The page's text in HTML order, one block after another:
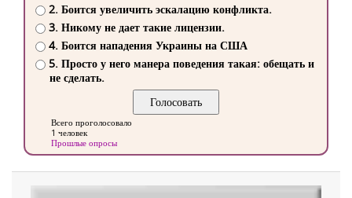
2. Боится увеличить эскалацию конфликта.
3. Никому не дает такие лицензии.
4. Боится нападения Украины на США
5. Просто у него манера поведения такая: обещать и
не сделать.
Всего проголосовало
1 человек
Прошлые опросы